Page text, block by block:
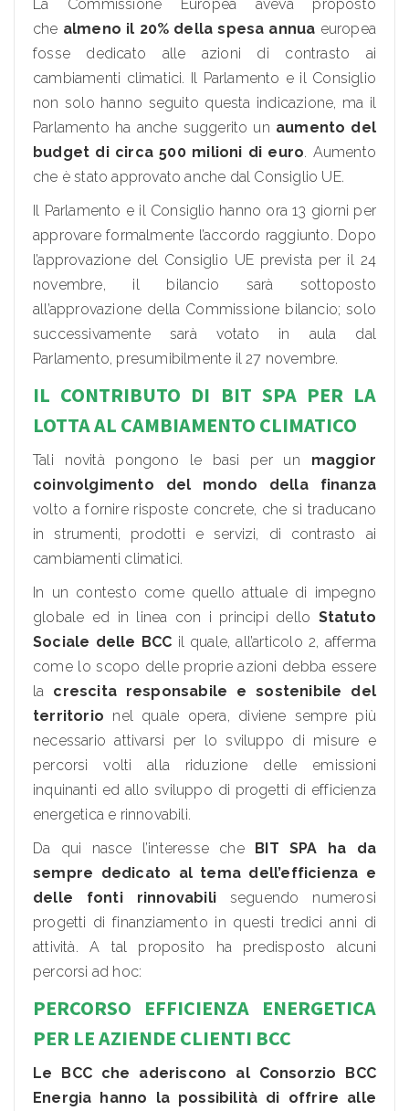
La Commissione Europea aveva proposto
che almeno il 20% della spesa annua europea
fosse dedicato alle azioni di contrasto ai
cambiamenti climatici. Il Parlamento e il Consiglio
non solo hanno seguito questa indicazione, ma il
Parlamento ha anche suggerito un aumento del
budget di circa 500 milioni di euro. Aumento
che è stato approvato anche dal Consiglio UE.
Il Parlamento e il Consiglio hanno ora 13 giorni per
approvare formalmente l’accordo raggiunto. Dopo
l’approvazione del Consiglio UE prevista per il 24
novembre, il bilancio sarà sottoposto
all’approvazione della Commissione bilancio; solo
successivamente sarà votato in aula dal
Parlamento, presumibilmente il 27 novembre.
IL CONTRIBUTO DI BIT SPA PER LA
LOTTA AL CAMBIAMENTO CLIMATICO
Tali novità pongono le basi per un maggior
coinvolgimento del mondo della finanza
volto a fornire risposte concrete, che si traducano
in strumenti, prodotti e servizi, di contrasto ai
cambiamenti climatici.
In un contesto come quello attuale di impegno
globale ed in linea con i principi dello Statuto
Sociale delle BCC il quale, all’articolo 2, afferma
come lo scopo delle proprie azioni debba essere
la crescita responsabile e sostenibile del
territorio nel quale opera, diviene sempre più
necessario attivarsi per lo sviluppo di misure e
percorsi volti alla riduzione delle emissioni
inquinanti ed allo sviluppo di progetti di efficienza
energetica e rinnovabili.
Da qui nasce l’interesse che
BIT SPA ha da
sempre dedicato al tema dell’efficienza e
delle fonti rinnovabili seguendo numerosi
progetti di finanziamento in questi tredici anni di
attività. A tal proposito ha predisposto alcuni
percorsi ad hoc:
PERCORSO EFFICIENZA ENERGETICA
PER LE AZIENDE CLIENTI BCC
Le BCC che aderiscono al Consorzio BCC
Energia hanno la possibilità di offrire alle